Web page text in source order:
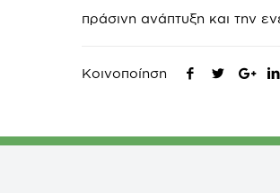
πράσινη ανάπτυξη και την
Κοινοποίηση